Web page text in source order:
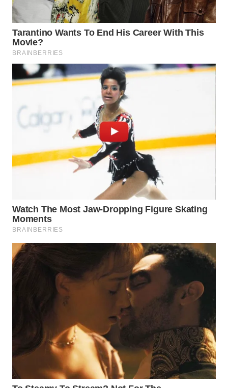
SERIBU
WN
TANGERANG
WN
BINJAI
CIREBON
INDRAMAYU
WN
MAJALENGKA
WN
SUBANG
SUKABUMI
PURWAKARTA